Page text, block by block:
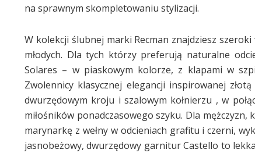
na sprawnym skompletowaniu stylizacji.
W kolekcji ślubnej marki Recman znajdziesz
młodych. Dla tych którzy preferują naturalne
Solares – w piaskowym kolorze, z klapami w
Zwolennicy klasycznej elegancji inspirowanej
dwurzędowym kroju i szalowym kołnierzu , w
miłośników ponadczasowego szyku. Dla
marynarkę z wełny w odcieniach grafitu i czerni,
jasnobeżowy, dwurzędowy garnitur Castello to